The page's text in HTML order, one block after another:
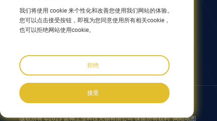
中国江苏省无锡市兴阳路9号12号楼 214082
0086 510 8580 8562
sales@nodha.com
跟着我们:
版权所有 ©2023 诺翰工业科技无锡有限公司 保留所有权利 网站地图
我们将使用 cookie 来个性化和改善您使用我们网站的体验。
您可以点击接受按钮，即视为您同意使用所有相关cookie，
也可以拒绝网站使用cookie。
拒绝
接受